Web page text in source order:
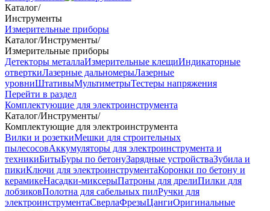
Каталог/
Инструменты
Измерительные приборы
Каталог/Инструменты/
Измерительные приборы
Детекторы металлаИзмерительные клещиИндикаторные
отверткиЛазерные дальномерыЛазерные
уровниШтативыМультиметрыТестеры напряжения
Перейти в раздел
Комплектующие для электроинструмента
Каталог/Инструменты/
Комплектующие для электроинструмента
Вилки и розеткиМешки для строительных
пылесосовАккумуляторы для электроинструмента и
техникиБитыБуры по бетонуЗарядные устройстваЗубила и
пикиКлючи для электроинструментаКоронки по бетону и
керамикеНасадки-миксерыПатроны для дрелиПилки для
лобзиковПолотна для сабельных пилРучки для
электроинструментаСверлаФрезыЦангиОригинальные